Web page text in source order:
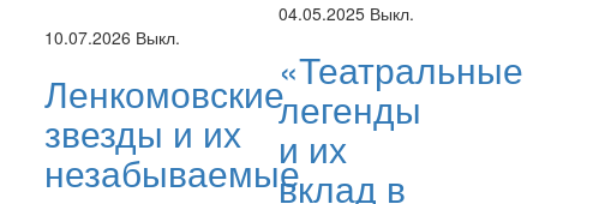
04.05.2025 Выкл.
10.07.2026 Выкл.
Ленкомовские
звезды и их
незабываемые
«Театральные
легенды
и их
вклад в